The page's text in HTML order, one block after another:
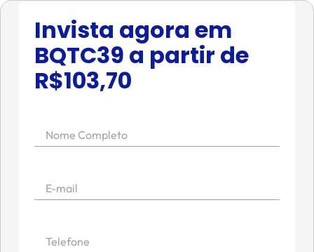
Invista agora em
BQTC39 a partir de
R$103,70
Nome Completo
E-mail
Telefone